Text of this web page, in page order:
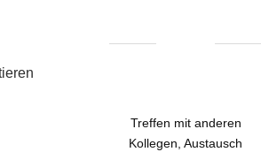
Treffen mit anderen
Kollegen, Austausch